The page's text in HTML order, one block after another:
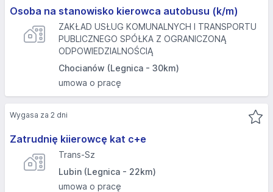
Osoba na stanowisko kierowca autobusu (k/m)
ZAKŁAD USŁUG KOMUNALNYCH I TRANSPORTU
PUBLICZNEGO SPÓŁKA Z OGRANICZONĄ
ODPOWIEDZIALNOŚCIĄ
Chocianów (Legnica - 30km)
umowa o pracę
Zatrudnię kiierowcę kat c+e
Trans-Sz
Lubin (Legnica - 22km)
umowa o pracę
Wygasa za 2 dni